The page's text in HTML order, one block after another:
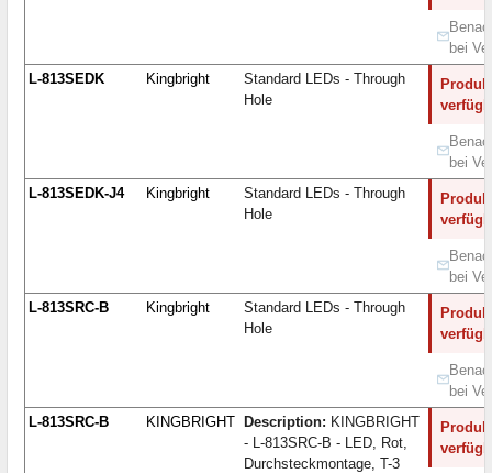
bei
L-813SEDK
Kingbright
Standard LEDs - Through
Hole
bei
L-813SEDK-J4
Kingbright
Standard LEDs - Through
Hole
bei
L-813SRC-B
Kingbright
Standard LEDs - Through
Hole
bei
L-813SRC-B
KINGBRIGHT Description: KINGBRIGHT
- L-813SRC-B - LED, Rot,
Durchsteckmontage, T-3